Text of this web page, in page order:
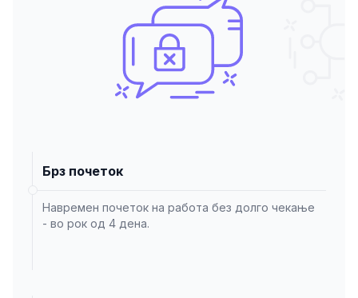
Брз почеток
Навремен почеток на работа без долго чекање
- во рок од 4 дена.